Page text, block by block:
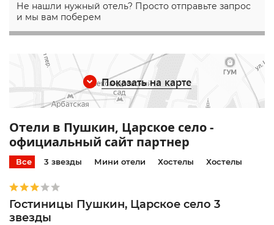
Не нашли нужный отель? Просто отправьте запрос
и мы вам поберем
Показать на карте
Отели в Пушкин, Царское село -
официальный сайт партнер
Все 3 звезды Мини отели Хостелы Хостелы
Гостиницы Пушкин, Царское село 3
звезды